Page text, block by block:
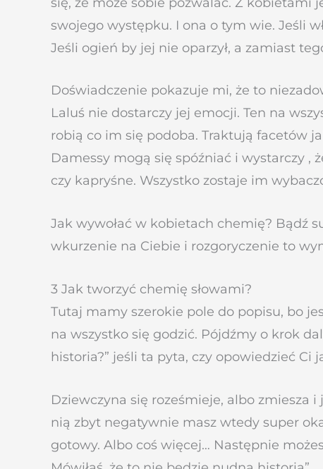
swojego występku. I ona o tym wie. Jeśli
Jeśli ogień by jej nie oparzył, a zamiast
Doświadczenie pokazuje mi, że to
Laluś nie dostarczy jej emocji. Ten na
robią co im się podoba. Traktują facetów
Damessy mogą się spóźniać i wystarczy ,
czy kapryśne. Wszystko zostaje im
Jak wywołać w kobietach chemię? Bądź
wkurzenie na Ciebie i rozgoryczenie to
3 Jak tworzyć chemię słowami?
Tutaj mamy szerokie pole do popisu, bo
na wszystko się godzić. Pójdźmy o krok
historia?” jeśli ta pyta, czy opowiedzieć Ci
Dziewczyna się roześmieje, albo zmiesza i
nią zbyt negatywnie masz wtedy super
gotowy. Albo coś więcej… Następnie